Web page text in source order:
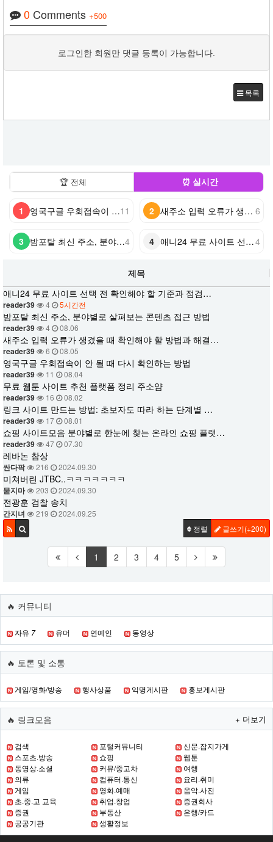
0 Comments +500
로그인한 회원만 댓글 등록이 가능합니다.
목록
🏆 전체 ⏰ 실시간
1 영국구글 우회접속이 안 될 때 다시 확인하는 방법11 2 새주소 입력 오류가 생겼을 때 확인해야 할 방법과 해결 과정 6
3 밤포탈 최신 주소, 분야별로 살펴보는 콘텐츠 접근 방법4 4 애니24 무료 사이트 선택 전 확인해야 할 기준과 점검 목록4
제목
애니24 무료 사이트 선택 전 확인해야 할 기준과 점검…
reader39 4 5시간전
밤포탈 최신 주소, 분야별로 살펴보는 콘텐츠 접근 방법
reader39 4 08.06
새주소 입력 오류가 생겼을 때 확인해야 할 방법과 해결…
reader39 6 08.05
영국구글 우회접속이 안 될 때 다시 확인하는 방법
reader39 11 08.04
무료 웹툰 사이트 추천 플랫폼 정리 주소얌
reader39 16 08.02
링크 사이트 만드는 방법: 초보자도 따라 하는 단계별 …
reader39 17 08.01
쇼핑 사이트모음 분야별로 한눈에 찾는 온라인 쇼핑 플랫…
reader39 47 07.30
레바논 참상
싼다팍 216 2024.09.30
미쳐버린 JTBC..ㅋㅋㅋㅋㅋㅋㅋ
묻지마 203 2024.09.30
전광훈 검찰 송치
간지녀 219
2024.09.25
정렬
글쓰기(+200)
1 2 3 4 5
🔥 커뮤니티
자유 7 유머 연예인 동영상
🔥 토론 및 소통
게임/영화/방송 행사상품 익명게시판 홍보게시판
🔥 링크모음 + 더보기
검색 포털커뮤니티
신문.잡지가게
스포츠.방송
쇼핑
웹툰
동영상.소셜
커뮤/중고차
여행
의류
컴퓨터.통신
요리.취미
게임
영화.예매
음악.사진
초.중.고 교육
취업.창업
증권회사
증권
부동산
은행/카드
공공기관
생활정보